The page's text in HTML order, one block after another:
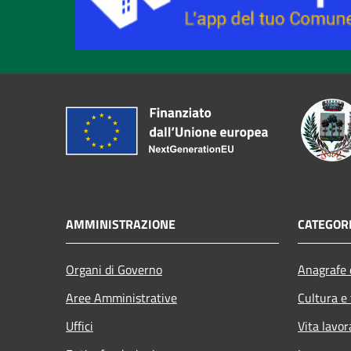
AMMINISTRAZIONE
Organi di Governo
Aree Amministrative
Uffici
Cultura
Vita